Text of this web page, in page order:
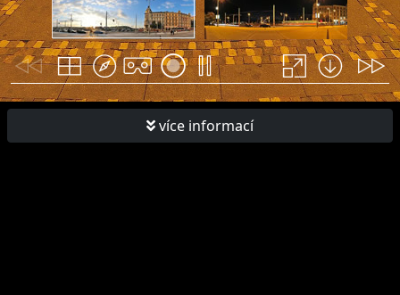
více informací